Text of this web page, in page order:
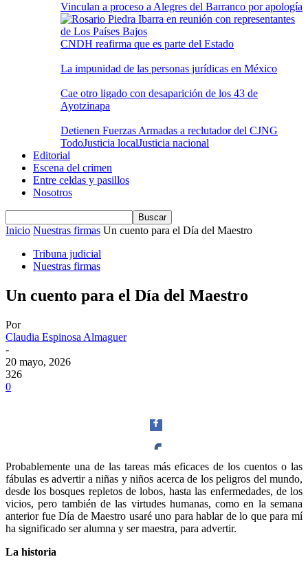
Vinculan a proceso a Alegres del Barranco por apología
CNDH reafirma que es parte del Estado
La impunidad de las personas jurídicas en México
Cae otro ligado con desaparición de los 43 de
Ayotzinapa
Detienen Fuerzas Armadas a reclutador del CJNG
TodoJusticia localJusticia nacional
Editorial
Escena del crimen
Entre celdas y pasillos
Nosotros
Inicio Nuestras firmas Un cuento para el Día del Maestro
Tribuna judicial
Nuestras firmas
Un cuento para el Día del Maestro
Por
Claudia Espinosa Almaguer
-
20 mayo, 2026
326
0
Facebook
Probablemente una de las tareas más eficaces de los cuentos o las
fábulas es advertir a niñas y niños acerca de los peligros del mundo,
desde los bosques repletos de lobos, hasta las enfermedades, de los
vicios, pero también de las virtudes humanas, como en la semana
anterior fue Día de Maestro usaré uno para hablar de lo que para mí
ha significado ser alumna y ser maestra, para advertir.
La historia